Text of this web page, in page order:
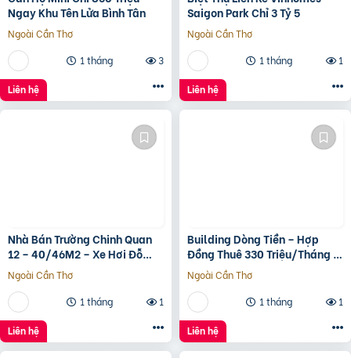
Ngay Khu Tên Lửa Bình Tân
Ngoài Cần Thơ
1 tháng
3
Liên hệ
Saigon Park Chỉ 3 Tỷ 5
Ngoài Cần Thơ
1 tháng
1
Liên hệ
Nhà Bán Trường Chinh Quan
12 – 40/46M2 – Xe Hơi Đỗ
Cửa – 3.1 Tỷ
Ngoài Cần Thơ
1 tháng
1
Liên hệ
Building Dòng Tiền – Hợp
Đồng Thuê 330 Triệu/Tháng –
Quận 5, Tp.hcm -139Ty
Ngoài Cần Thơ
1 tháng
1
Liên hệ